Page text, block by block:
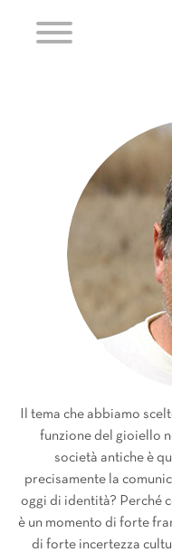
Il tema che abbiamo
funzione del gioiello
società antiche è
precisamente la
oggi di identità? Perché
è un momento di forte
di forte incertezza